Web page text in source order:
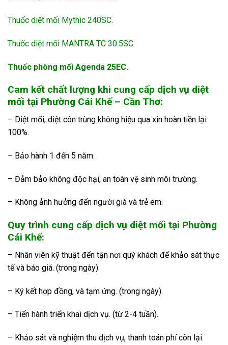
Thuốc diệt mối Mythic 240SC.
Thuốc diệt mối MANTRA TC 30.5SC.
Thuốc phòng mối Agenda 25EC.
Cam kết chất lượng khi cung cấp dịch vụ diệt
mối tại Phường Cái Khế – Cần Thơ:
– Diệt mối, diệt côn trùng không hiệu qua xin hoàn tiền lại
100%.
– Bảo hành 1 đến 5 năm.
– Đảm bảo không độc hại, an toàn vệ sinh môi trường.
– Không ảnh hưởng đến người già và trẻ em.
Quy trình cung cấp dịch vụ diệt mối tại Phường
Cái Khế:
– Nhân viên kỹ thuật đến tận nơi quý khách để khảo sát thực
tế và báo giá. (trong ngày)
– Ký kết hợp đồng, và tạm ứng. (trong ngày).
– Tiến hành triển khai dịch vụ. (từ 2-4 tuần).
– Khảo sát và nghiệm thu dịch vụ, thanh toán phí còn lại.